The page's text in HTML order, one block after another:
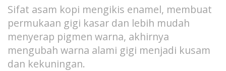
Sifat asam kopi mengikis enamel, membuat
permukaan gigi kasar dan lebih mudah
menyerap pigmen warna, akhirnya
mengubah warna alami gigi menjadi kusam
dan kekuningan.